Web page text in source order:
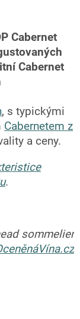
Cabernet
Cabernet
, s typickými
Cabernetem z
a ceny.
.
sommelier